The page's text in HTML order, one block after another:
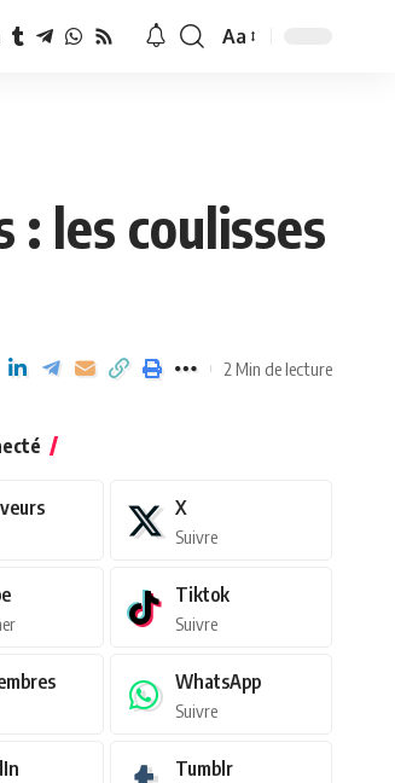
Redimensionner
Aa
les coulisses
2 Min de lecture
X
Suivre
Tiktok
Suivre
WhatsApp
Suivre
Tumblr